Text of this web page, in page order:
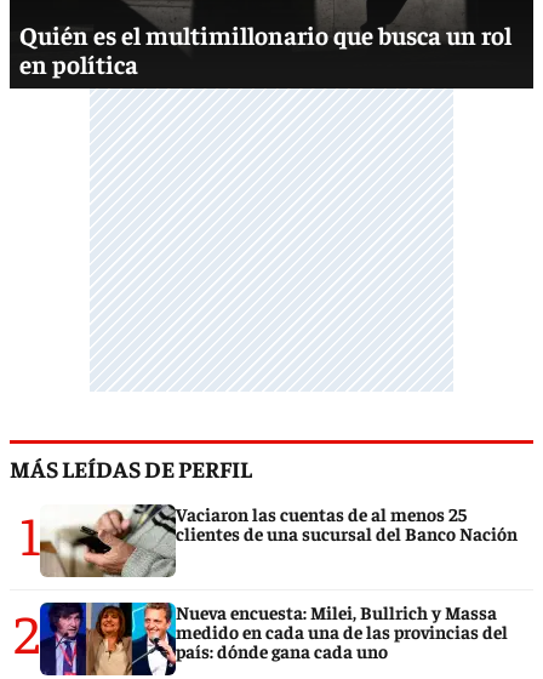
Quién es el multimillonario que busca un rol
en política
MÁS LEÍDAS DE PERFIL
1
Vaciaron las cuentas de al menos 25
clientes de una sucursal del Banco Nación
2
Nueva encuesta: Milei, Bullrich y Massa
medido en cada una de las provincias del
país: dónde gana cada uno